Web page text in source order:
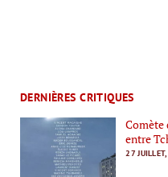
DERNIÈRES CRITIQUES
Comète
entre
27